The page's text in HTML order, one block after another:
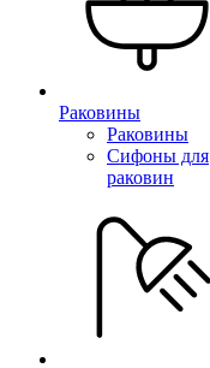
Раковины
Раковины
Сифоны для
раковин